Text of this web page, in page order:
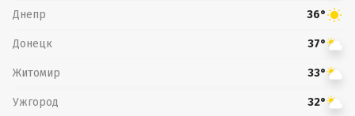
Днепр 36°
Донецк 37°
Житомир 33°
Ужгород 32°